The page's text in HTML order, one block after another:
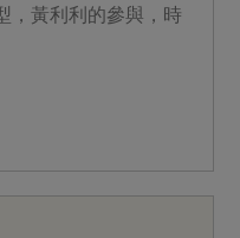
，黃利利的參與，時